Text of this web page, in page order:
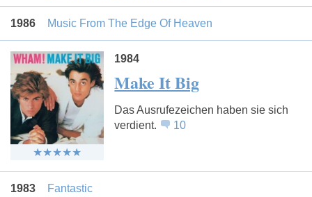
1986 Music From The Edge Of Heaven
1984
Make It Big
Das Ausrufezeichen haben sie sich
verdient.
10
1983 Fantastic